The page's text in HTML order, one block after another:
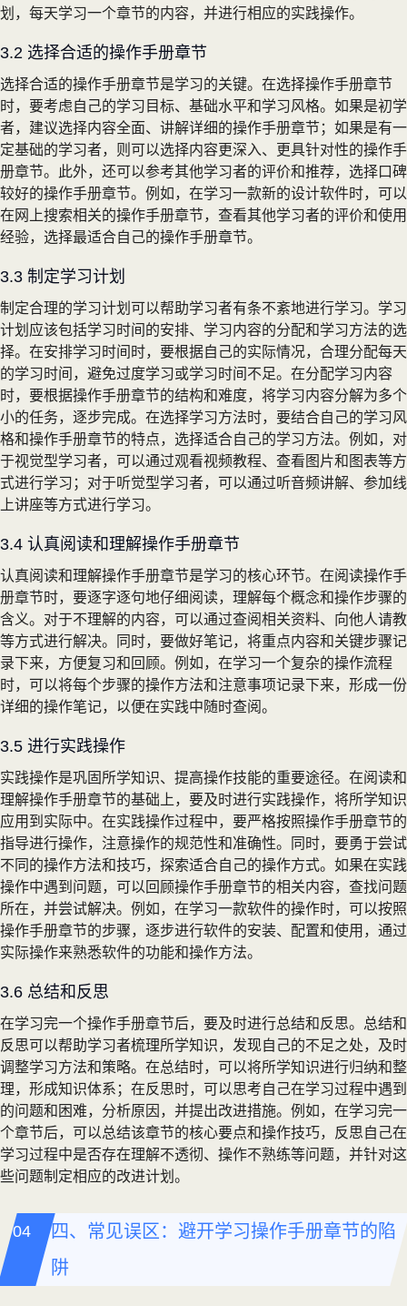
划，每天学习一个章节的内容，并进行相应的实践操作。
3.2 选择合适的操作手册章节
选择合适的操作手册章节是学习的关键。在选择操作手册章节
时，要考虑自己的学习目标、基础水平和学习风格。如果是初学
者，建议选择内容全面、讲解详细的操作手册章节；如果是有一
定基础的学习者，则可以选择内容更深入、更具针对性的操作手
册章节。此外，还可以参考其他学习者的评价和推荐，选择口碑
较好的操作手册章节。例如，在学习一款新的设计软件时，可以
在网上搜索相关的操作手册章节，查看其他学习者的评价和使用
经验，选择最适合自己的操作手册章节。
3.3 制定学习计划
制定合理的学习计划可以帮助学习者有条不紊地进行学习。学习
计划应该包括学习时间的安排、学习内容的分配和学习方法的选
择。在安排学习时间时，要根据自己的实际情况，合理分配每天
的学习时间，避免过度学习或学习时间不足。在分配学习内容
时，要根据操作手册章节的结构和难度，将学习内容分解为多个
小的任务，逐步完成。在选择学习方法时，要结合自己的学习风
格和操作手册章节的特点，选择适合自己的学习方法。例如，对
于视觉型学习者，可以通过观看视频教程、查看图片和图表等方
式进行学习；对于听觉型学习者，可以通过听音频讲解、参加线
上讲座等方式进行学习。
3.4 认真阅读和理解操作手册章节
认真阅读和理解操作手册章节是学习的核心环节。在阅读操作手
册章节时，要逐字逐句地仔细阅读，理解每个概念和操作步骤的
含义。对于不理解的内容，可以通过查阅相关资料、向他人请教
等方式进行解决。同时，要做好笔记，将重点内容和关键步骤记
录下来，方便复习和回顾。例如，在学习一个复杂的操作流程
时，可以将每个步骤的操作方法和注意事项记录下来，形成一份
详细的操作笔记，以便在实践中随时查阅。
3.5 进行实践操作
实践操作是巩固所学知识、提高操作技能的重要途径。在阅读和
理解操作手册章节的基础上，要及时进行实践操作，将所学知识
应用到实际中。在实践操作过程中，要严格按照操作手册章节的
指导进行操作，注意操作的规范性和准确性。同时，要勇于尝试
不同的操作方法和技巧，探索适合自己的操作方式。如果在实践
操作中遇到问题，可以回顾操作手册章节的相关内容，查找问题
所在，并尝试解决。例如，在学习一款软件的操作时，可以按照
操作手册章节的步骤，逐步进行软件的安装、配置和使用，通过
实际操作来熟悉软件的功能和操作方法。
3.6 总结和反思
在学习完一个操作手册章节后，要及时进行总结和反思。总结和
反思可以帮助学习者梳理所学知识，发现自己的不足之处，及时
调整学习方法和策略。在总结时，可以将所学知识进行归纳和整
理，形成知识体系；在反思时，可以思考自己在学习过程中遇到
的问题和困难，分析原因，并提出改进措施。例如，在学习完一
个章节后，可以总结该章节的核心要点和操作技巧，反思自己在
学习过程中是否存在理解不透彻、操作不熟练等问题，并针对这
些问题制定相应的改进计划。
四、常见误区：避开学习操作手册章节的陷
阱